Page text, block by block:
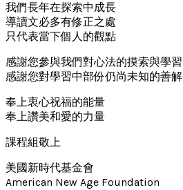
我們長年在探索中成長
導讀文必多有修正之處
只代表當下個人的觀點
感謝您參與我們對心法的摸索與學習
感謝您對學習中部份仍尚未知的善解
奉上衷心祝福的能量
奉上讚美和愛的力量
課程組敬上
美國新時代基金會
American New Age Foundation